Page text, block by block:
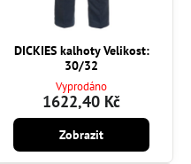
DICKIES kalhoty Velikost:
30/32
Vyprodáno
1622,40 Kč
Zobrazit